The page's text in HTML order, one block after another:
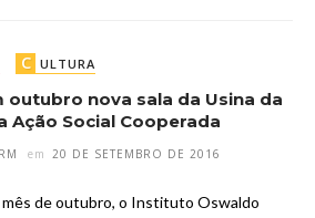
C ULTURA
outubro nova sala da Usina da
Ação Social Cooperada
em 20 DE SETEMBRO DE 2016
mês de outubro, o Instituto Oswaldo